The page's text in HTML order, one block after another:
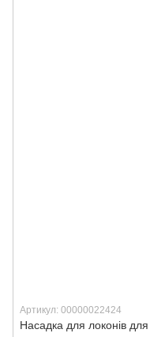
Артикул: 00000022424
Насадка для локонів